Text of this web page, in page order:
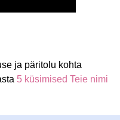
ja päritolu kohta
5 küsimised Teie nimi